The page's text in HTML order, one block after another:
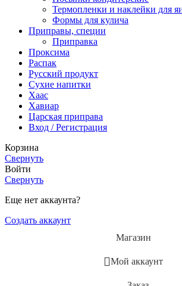
Термопленки и наклейки для
Формы для кулича
Приправы, специи
Приправка
Проксима
Распак
Русский продукт
Сухие напитки
Хаас
Хавиар
Царская приправа
Вход / Регистрация
Корзина
Свернуть
Войти
Свернуть
Еще нет аккаунта?
Создать аккаунт
Магазин
Мой аккаунт